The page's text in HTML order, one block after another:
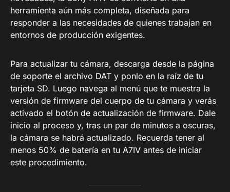
herramienta aún más completa, diseñada para
responder a las necesidades de quienes trabajan en
entornos de producción exigentes.
Para actualizar tu cámara, descarga desde la página
de soporte el archivo DAT y ponlo en la raíz de tu
tarjeta SD. Luego navega al menú que te muestra la
versión de firmware del cuerpo de tu cámara y verás
activado el botón de actualización de firmware. Dale
inicio al proceso y, tras un par de minutos a oscuras,
la cámara se habrá actualizado. Recuerda tener al
menos 50% de batería en tu A7IV antes de iniciar
este procedimiento.